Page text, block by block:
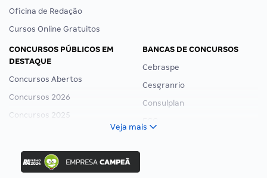
Oficina de Redação
Cursos Online Gratuitos
CONCURSOS PÚBLICOS EM
DESTAQUE
Concursos Abertos
Concursos 2026
Concursos 2025
Concurso Ibama
Concurso MPU
BANCAS DE CONCURSOS
Cebraspe
Cesgranrio
Consulplan
Veja mais